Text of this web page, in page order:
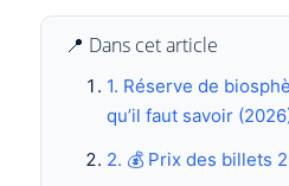
📍 Dans cet article
1. Réserve de
qu’il faut savoir
2. 💰 Prix des billets